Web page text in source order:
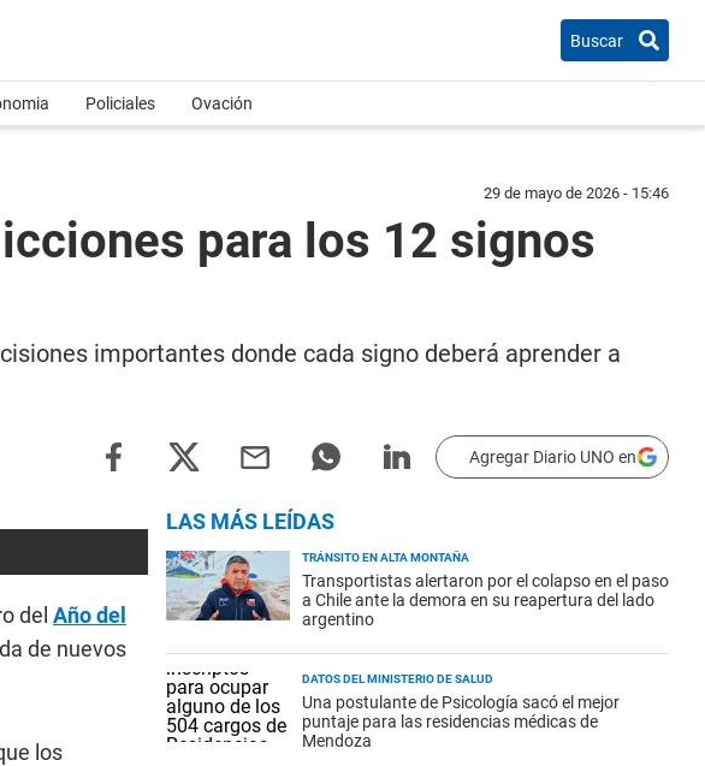
Buscar
Policiales Ovación
29 de mayo de 2026 - 15:46
para los 12 signos
importantes donde cada signo deberá aprender a
Agregar Diario UNO en
del Año del
de nuevos
los
LAS MÁS LEÍDAS
TRÁNSITO EN ALTA MONTAÑA
Transportistas alertaron por el colapso en el paso
a Chile ante la demora en su reapertura del lado
argentino
DATOS DEL MINISTERIO DE SALUD
Una postulante de Psicología sacó el mejor
puntaje para las residencias médicas de
Mendoza